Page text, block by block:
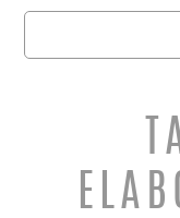
Buscar